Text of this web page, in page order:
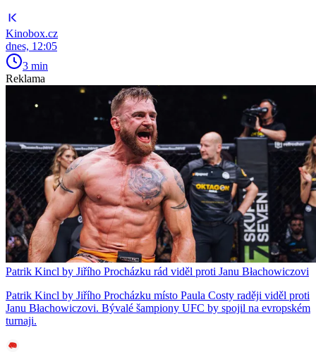
Kinobox.cz
dnes, 12:05
3 min
Reklama
Patrik Kincl by Jiřího Procházku rád viděl proti Janu Błachowiczovi
Patrik Kincl by Jiřího Procházku místo Paula Costy raději viděl proti
Janu Błachowiczovi. Bývalé šampiony UFC by spojil na evropském
turnaji.